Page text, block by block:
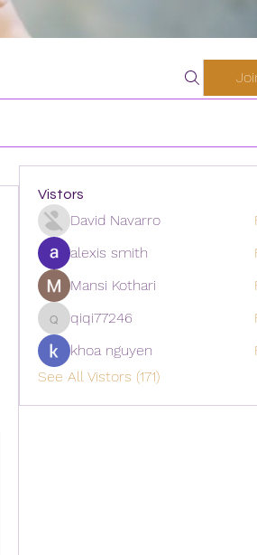
Vistors
David Navarro
alexis smith
Mansi Kothari
qiqi77246
qiqi77246
khoa nguyen
See All Vistors (171)